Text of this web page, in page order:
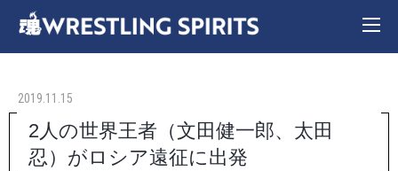
2019.11.15
2人の世界王者（文田健一郎、太田
忍）がロシア遠征に出発